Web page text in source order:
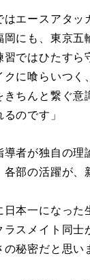
はエースアタ
岡にも、東京
習ではひたす
クに喰らいつ
きちんと繋ぐ
のです」
者が独自の理
部の活躍が、
日本一になっ
ラスメイト同
の秘密だと思い